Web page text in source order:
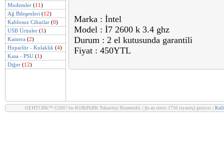
Modemler (11)
Ağ Bileşenleri (12)
Kablosuz Cihazlar (0)
USB Ürünler (1)
Kamera (2)
Hoparlör - Kulaklık (4)
Kasa - PSU (1)
Diğer (12)
Marka : İntel
Model : İ7 2600 k 3.4 ghz
Durum : 2 el kutusunda garantili
Fiyat : 450YTL
OEMTURK™ ©2007 bir KOBiPARK Teknoloji Hizmetidir. | Şu an siteyi 1750 ziyaretçi geziyor. |